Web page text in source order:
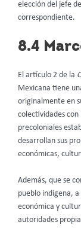
elección del jefe
correspondiente.
8.4
El artículo 2 de la
Mexicana tiene
originalmente en
colectividades con
precoloniales
desarrollan sus
económicas,
Además, que se
pueblo indígena,
económica y
autoridades